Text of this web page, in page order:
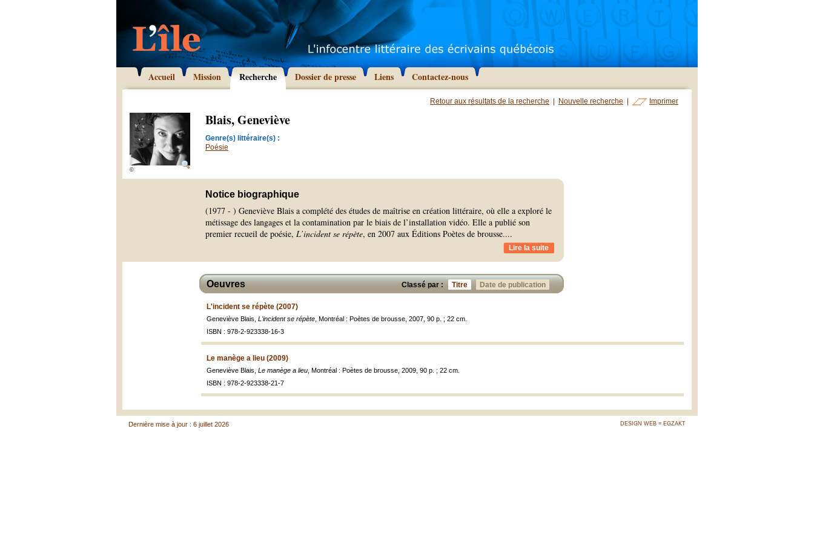
Accueil Mission Recherche Dossier de presse Liens Contactez-nous
Retour aux résultats de la recherche Nouvelle recherche Imprimer
©
Blais, Geneviève
Genre(s) littéraire(s) :
Poésie
Notice biographique
(1977 - ) Geneviève Blais a complété des études de maîtrise en création littéraire, où elle a exploré le
métissage des langages et la contamination par le biais de l’installation vidéo. Elle a publié son
premier recueil de poésie, L’incident se répète, en 2007 aux Éditions Poètes de brousse....
Lire la suite
Classé par : Titre Date de publication
Oeuvres
L'incident se répète (2007)
Geneviève Blais, L'incident se répète , Montréal : Poètes de brousse, 2007, 90 p. ; 22 cm.
ISBN : 978-2-923338-16-3
Le manège a lieu (2009)
Geneviève Blais, Le manège a lieu , Montréal : Poètes de brousse, 2009, 90 p. ; 22 cm.
ISBN : 978-2-923338-21-7
DESIGN WEB = EGZAKT
Dernière mise à jour : 6 juillet 2026